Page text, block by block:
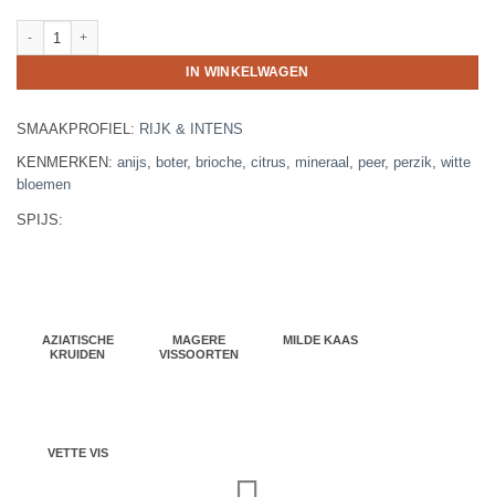
IN WINKELWAGEN
SMAAKPROFIEL: RIJK & INTENS
KENMERKEN: anijs, boter, brioche, citrus, mineraal , peer, perzik, witte
bloemen
SPIJS:
AZIATISCHE
KRUIDEN
MAGERE
VISSOORTEN
MILDE KAAS
VETTE VIS